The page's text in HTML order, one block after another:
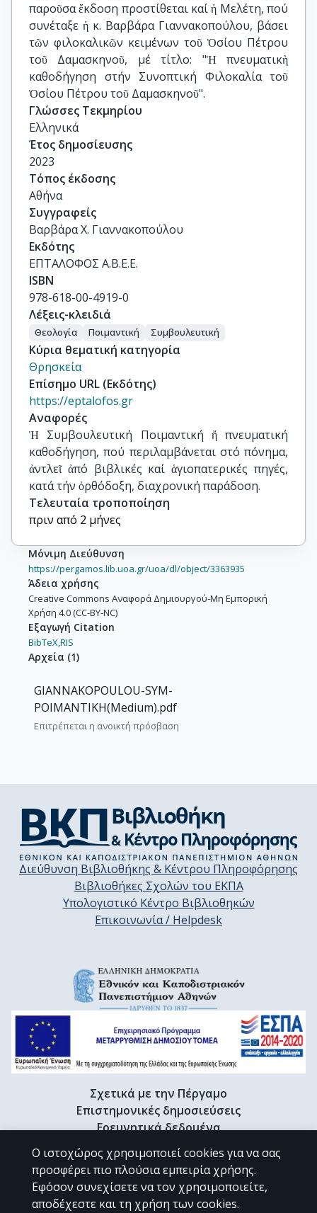
παροῦσα ἔκδοση προστίθεται καί ἡ Μελέτη, πού
συνέταξε ἡ κ. Βαρβάρα Γιαννακοπούλου, βάσει
τῶν φιλοκαλικῶν κειμένων τοῦ Ὁσίου Πέτρου
τοῦ Δαμασκηνοῦ, μέ τίτλο: "Ἡ πνευματικὴ
καθοδήγηση στήν Συνοπτική Φιλοκαλία τοῦ
Ὁσίου Πέτρου τοῦ Δαμασκηνοῦ".
Γλώσσες Τεκμηρίου
Ελληνικά
Έτος δημοσίευσης
2023
Τόπος έκδοσης
Αθήνα
Συγγραφείς
Βαρβάρα Χ. Γιαννακοπούλου
Εκδότης
ΕΠΤΑΛΟΦΟΣ Α.Β.Ε.Ε.
ISBN
978-618-00-4919-0
Λέξεις-κλειδιά
Θεολογία Ποιμαντική Συμβουλευτική
Κύρια θεματική κατηγορία
Θρησκεία
Επίσημο URL (Εκδότης)
https://eptalofos.gr
Αναφορές
Ἡ Συμβουλευτική Ποιμαντική ἤ πνευματική
καθοδήγηση, πού περιλαμβάνεται στό πόνημα,
ἀντλεῖ ἀπό βιβλικές καί ἁγιοπατερικές πηγές,
κατά τήν ὀρθόδοξη, διαχρονική παράδοση.
Τελευταία τροποποίηση
πριν από 2 μήνες
Μόνιμη Διεύθυνση
https://pergamos.lib.uoa.gr/uoa/dl/object/3363935
Άδεια χρήσης
Creative Commons Αναφορά Δημιουργού-Μη Εμπορική
Χρήση 4.0 (CC-BY-NC)
Εξαγωγή Citation
BibTeX,RIS
Αρχεία (1)
GIANNAKOPOULOU-SYM-
POIMANTΙΚΗ(Medium).pdf
Επιτρέπεται η ανοικτή πρόσβαση
Διεύθυνση Βιβλιοθήκης & Κέντρου Πληροφόρησης
Βιβλιοθήκες Σχολών του ΕΚΠΑ
Υπολογιστικό Κέντρο Βιβλιοθηκών
Επικοινωνία / Helpdesk
Σχετικά με την Πέργαμο
Επιστημονικές δημοσιεύσεις
Ερευνητικά δεδομένα
Διδακτορικές διατριβές & Γκρίζα βιβλιογραφία
Προφίλ Ερευνητή
Ο ιστοχώρος χρησιμοποιεί cookies για να σας
προσφέρει πιο πλούσια εμπειρία χρήσης.
Εφόσον συνεχίσετε να τον χρησιμοποιείτε,
αποδέχεστε και τη χρήση των cookies.